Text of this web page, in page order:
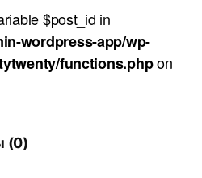
$post_id in
wordpress-app/wp-
functions.phpon
(0)